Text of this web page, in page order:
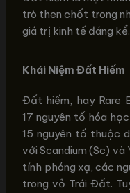
trò then chốt trong
giá trị kinh tế đáng kể.
Khái Niệm Đất Hiếm
Đất hiếm, hay Rare
17 nguyên tố hóa
15 nguyên tố thuộc
với Scandium (Sc)
tính phóng xạ, các
trong vỏ Trái Đất.